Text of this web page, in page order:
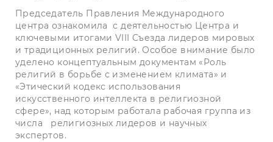
Председатель Правления Международного
центра ознакомила с деятельностью Центра и
ключевыми итогами VIII Съезда лидеров мировых
и традиционных религий. Особое внимание было
уделено концептуальным документам «Роль
религий в борьбе с изменением климата» и
«Этический кодекс использования
искусственного интеллекта в религиозной
сфере», над которым работала рабочая группа из
числа религиозных лидеров и научных
экспертов.